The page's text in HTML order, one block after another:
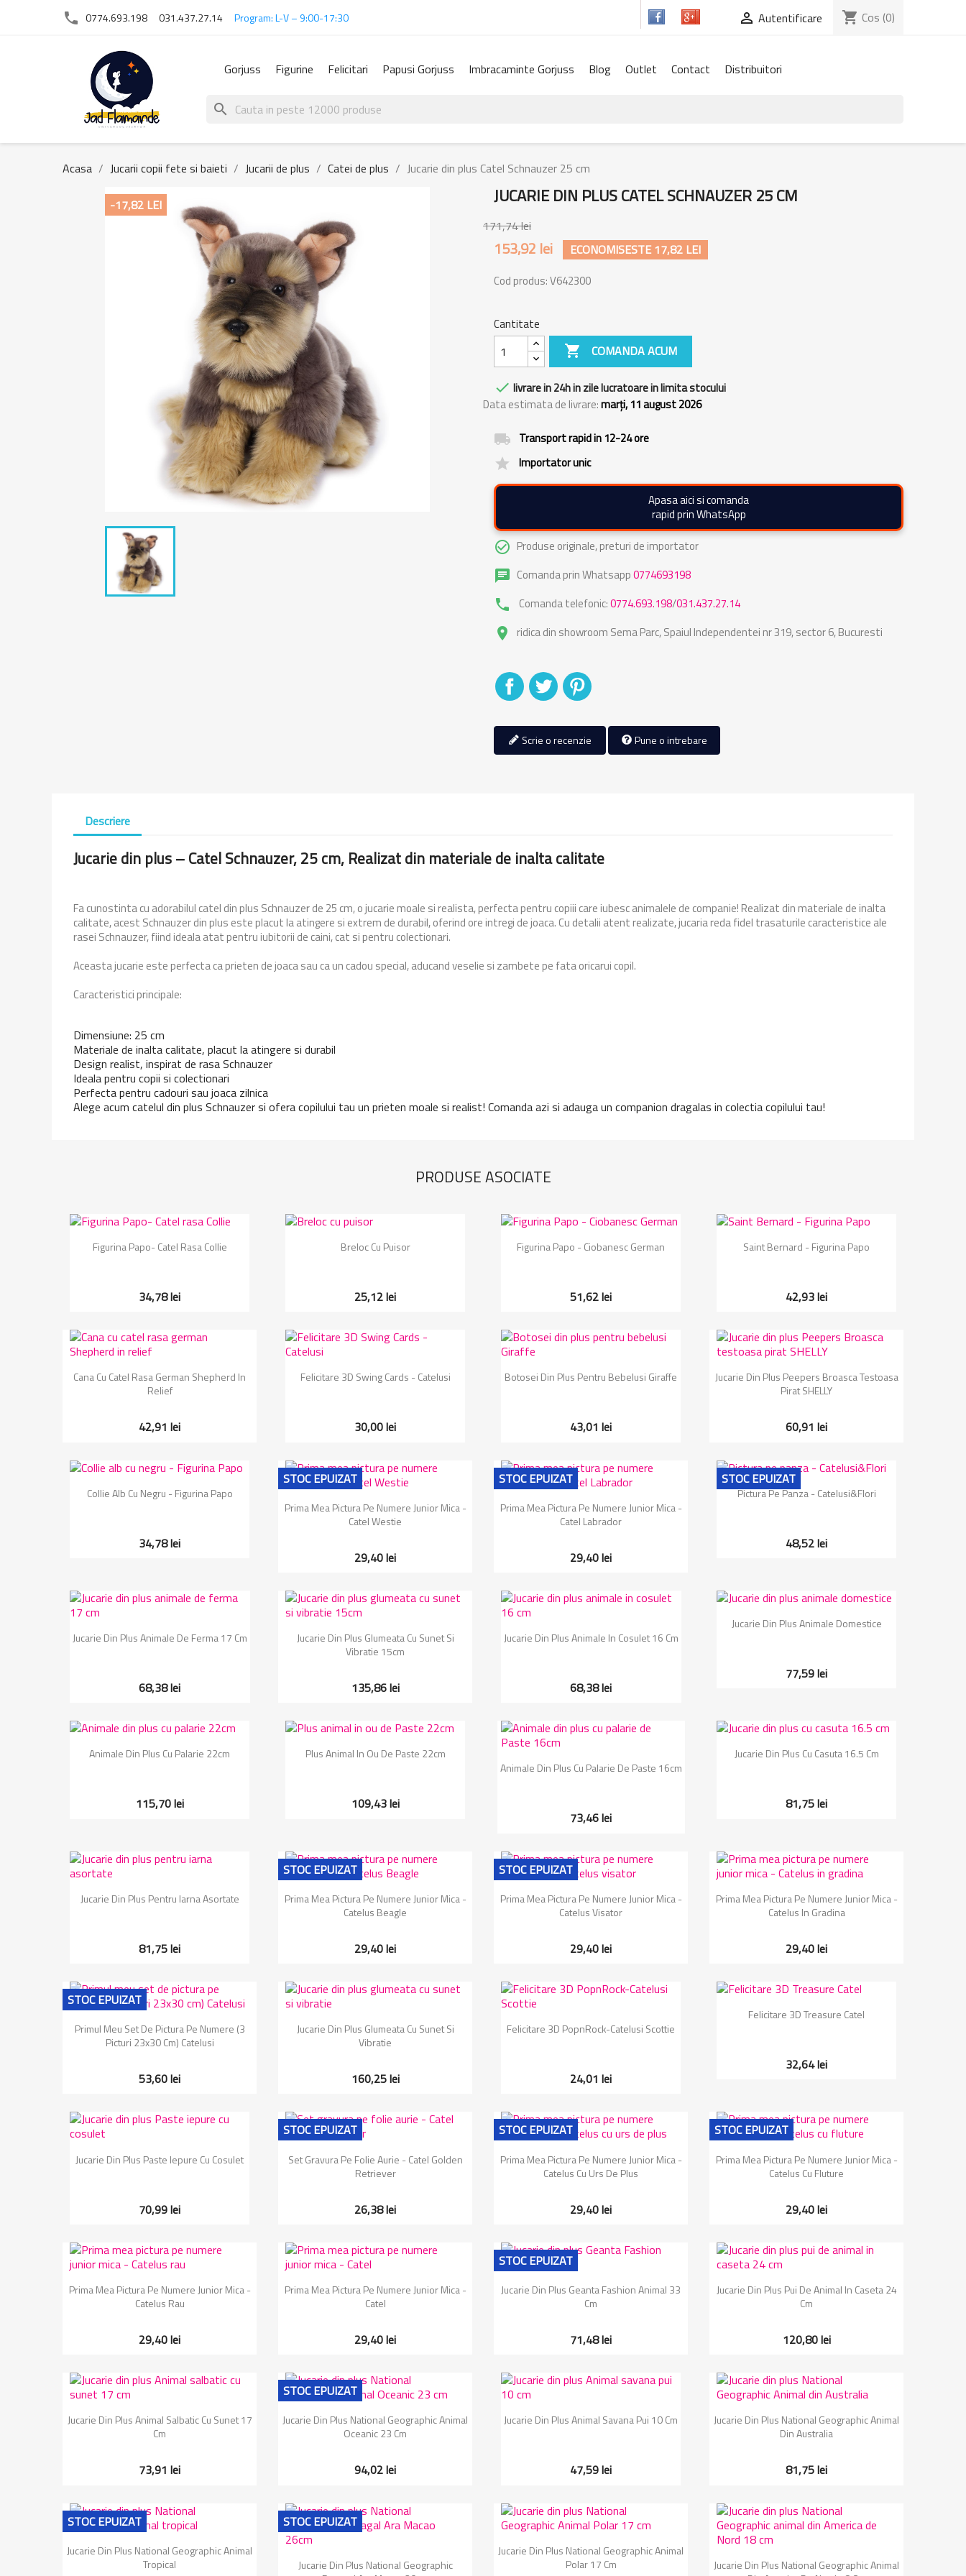
phone 0774.693.198 031.437.27.14 Program: L-V – 9:00-17:30  Autentificare shopping_cart Cos (0)
Gorjuss Figurine Felicitari Papusi Gorjuss Imbracaminte Gorjuss Blog Outlet Contact Distribuitori
search
Acasa Jucarii copii fete si baieti Jucarii de plus Catei de plus Jucarie din plus Catel Schnauzer 25 cm
-17,82 LEI JUCARIE DIN PLUS CATEL SCHNAUZER 25 CM
171,74 lei
153,92 lei ECONOMISESTE 17,82 LEI
Cod produs:V642300
Cantitate
 COMANDA ACUM
 livrare in 24h in zile lucratoare in limita stocului
Data estimata de livrare:marți, 11 august 2026
local_shipping Transport rapid in 12-24 ore
grade Importator unic
Apasa aici si comanda
rapid prin WhatsApp
check_circle_outline Produse originale, preturi de importator
chat Comanda prin Whatsapp0774693198
phone Comanda telefonic:0774.693.198/031.437.27.14
place ridica din showroom Sema Parc, Spaiul Independentei nr 319, sector 6, Bucuresti
DistribuitiTweet
Scrie o recenzie Pune o intrebare
Descriere
Jucarie din plus – Catel Schnauzer, 25 cm, Realizat din materiale de inalta calitate
Fa cunostinta cu adorabilul catel din plus Schnauzer de 25 cm, o jucarie moale si realista, perfecta pentru copiii care iubesc animalele de companie! Realizat din materiale de inalta
calitate, acest Schnauzer din plus este placut la atingere si extrem de durabil, oferind ore intregi de joaca. Cu detalii atent realizate, jucaria reda fidel trasaturile caracteristice ale
rasei Schnauzer, fiind ideala atat pentru iubitorii de caini, cat si pentru colectionari.
Aceasta jucarie este perfecta ca prieten de joaca sau ca un cadou special, aducand veselie si zambete pe fata oricarui copil.
Caracteristici principale:
Dimensiune: 25 cm
Materiale de inalta calitate, placut la atingere si durabil
Design realist, inspirat de rasa Schnauzer
Ideala pentru copii si colectionari
Perfecta pentru cadouri sau joaca zilnica
Alege acum catelul din plus Schnauzer si ofera copilului tau un prieten moale si realist! Comanda azi si adauga un companion dragalas in colectia copilului tau!
PRODUSE ASOCIATE
Vizualizare rapida
Figurina Papo- Catel Rasa Collie
34,78 lei
Vizualizare rapida
Breloc Cu Puisor
25,12 lei
Vizualizare rapida
Figurina Papo - Ciobanesc German
51,62 lei
Vizualizare rapida
Saint Bernard - Figurina Papo
42,93 lei
Vizualizare rapida
Cana Cu Catel Rasa German Shepherd In
Relief
42,91 lei
 Vizualizare rapida
Felicitare 3D Swing Cards - Catelusi
30,00 lei
 Vizualizare rapida
Botosei Din Plus Pentru Bebelusi Giraffe
43,01 lei
Vizualizare rapida
Jucarie Din Plus Peepers Broasca Testoasa
Pirat SHELLY
60,91 lei
 Vizualizare rapida
Collie Alb Cu Negru - Figurina Papo
34,78 lei
Vizualizare rapida
Prima Mea Pictura Pe Numere Junior Mica -
Catel Westie
29,40 lei
STOC EPUIZAT
Vizualizare rapida
Prima Mea Pictura Pe Numere Junior Mica -
Catel Labrador
29,40 lei
STOC EPUIZAT
Vizualizare rapida
Pictura Pe Panza - Catelusi&Flori
48,52 lei
STOC EPUIZAT
Vizualizare rapida
Jucarie Din Plus Animale De Ferma 17 Cm
68,38 lei
Vizualizare rapida
Jucarie Din Plus Glumeata Cu Sunet Si
Vibratie 15cm
135,86 lei
Vizualizare rapida
Jucarie Din Plus Animale In Cosulet 16 Cm
68,38 lei
Vizualizare rapida
Jucarie Din Plus Animale Domestice
77,59 lei
 Vizualizare rapida
Animale Din Plus Cu Palarie 22cm
115,70 lei
Vizualizare rapida
Plus Animal In Ou De Paste 22cm
109,43 lei
Vizualizare rapida
Animale Din Plus Cu Palarie De Paste 16cm
73,46 lei
Vizualizare rapida
Jucarie Din Plus Cu Casuta 16.5 Cm
81,75 lei
 Vizualizare rapida
Jucarie Din Plus Pentru Iarna Asortate
81,75 lei
Vizualizare rapida
Prima Mea Pictura Pe Numere Junior Mica -
Catelus Beagle
29,40 lei
STOC EPUIZAT
Vizualizare rapida
Prima Mea Pictura Pe Numere Junior Mica -
Catelus Visator
29,40 lei
STOC EPUIZAT
Vizualizare rapida
Prima Mea Pictura Pe Numere Junior Mica -
Catelus In Gradina
29,40 lei
Vizualizare rapida
Primul Meu Set De Pictura Pe Numere (3
Picturi 23x30 Cm) Catelusi
53,60 lei
STOC EPUIZAT
Vizualizare rapida
Jucarie Din Plus Glumeata Cu Sunet Si
Vibratie
160,25 lei
Vizualizare rapida
Felicitare 3D PopnRock-Catelusi Scottie
24,01 lei
Vizualizare rapida
Felicitare 3D Treasure Catel
32,64 lei
Vizualizare rapida
Jucarie Din Plus Paste Iepure Cu Cosulet
70,99 lei
 Vizualizare rapida
Set Gravura Pe Folie Aurie - Catel Golden
Retriever
26,38 lei
STOC EPUIZAT
Vizualizare rapida
Prima Mea Pictura Pe Numere Junior Mica -
Catelus Cu Urs De Plus
29,40 lei
STOC EPUIZAT
Vizualizare rapida
Prima Mea Pictura Pe Numere Junior Mica -
Catelus Cu Fluture
29,40 lei
STOC EPUIZAT
Vizualizare rapida
Prima Mea Pictura Pe Numere Junior Mica -
Catelus Rau
29,40 lei
Vizualizare rapida
Prima Mea Pictura Pe Numere Junior Mica -
Catel
29,40 lei
Vizualizare rapida
Jucarie Din Plus Geanta Fashion Animal 33
Cm
71,48 lei
STOC EPUIZAT
Vizualizare rapida
Jucarie Din Plus Pui De Animal In Caseta 24
Cm
120,80 lei
Vizualizare rapida
Jucarie Din Plus Animal Salbatic Cu Sunet 17
Cm
73,91 lei
Vizualizare rapida
Jucarie Din Plus National Geographic Animal
Oceanic 23 Cm
94,02 lei
STOC EPUIZAT
Vizualizare rapida
Jucarie Din Plus Animal Savana Pui 10 Cm
47,59 lei
Vizualizare rapida
Jucarie Din Plus National Geographic Animal
Din Australia
81,75 lei
Vizualizare rapida
Jucarie Din Plus National Geographic Animal
Tropical
STOC EPUIZAT
Vizualizare rapida
Jucarie Din Plus National Geographic
STOC EPUIZAT
Vizualizare rapida
Jucarie Din Plus National Geographic Animal
Polar 17 Cm
Vizualizare rapida
Jucarie Din Plus National Geographic Animal